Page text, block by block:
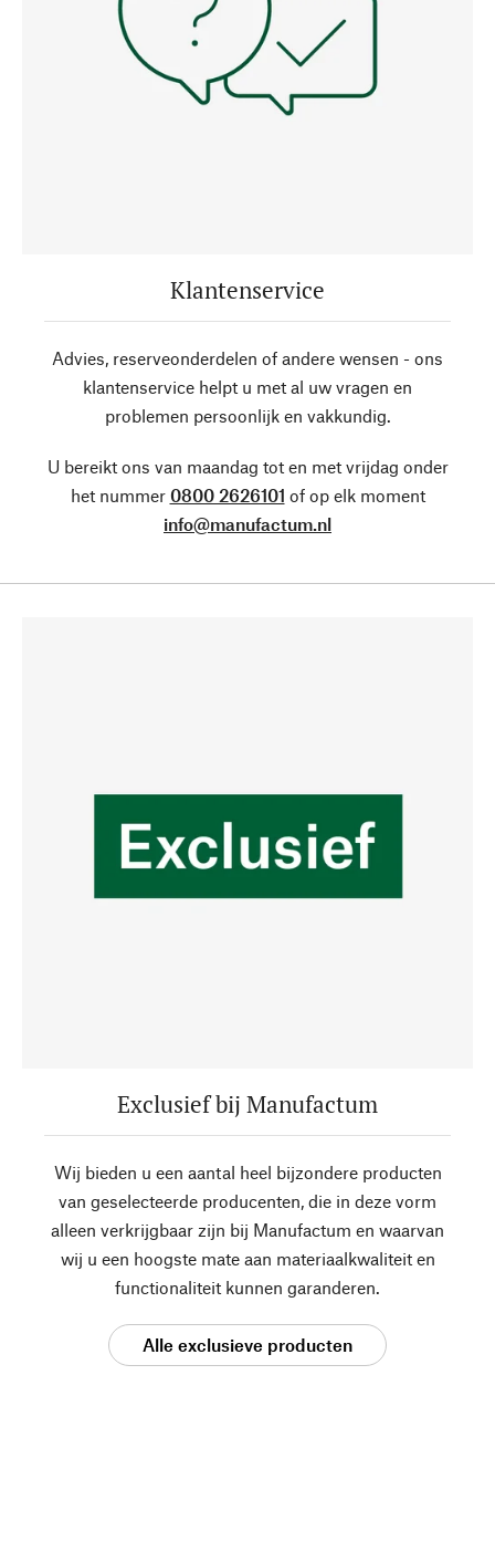
Klantenservice
Advies, reserveonderdelen of andere wensen - ons
klantenservice helpt u met al uw vragen en
problemen persoonlijk en vakkundig.
U bereikt ons van maandag tot en met vrijdag onder
het nummer 0800 2626101 of op elk moment
info@manufactum.nl
Exclusief bij Manufactum
Wij bieden u een aantal heel bijzondere producten
van geselecteerde producenten, die in deze vorm
alleen verkrijgbaar zijn bij Manufactum en waarvan
wij u een hoogste mate aan materiaalkwaliteit en
functionaliteit kunnen garanderen.
Alle exclusieve producten